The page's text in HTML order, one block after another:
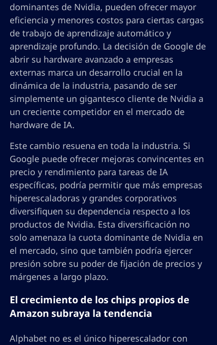
dominantes de Nvidia, pueden ofrecer mayor
eficiencia y menores costos para ciertas cargas
de trabajo de aprendizaje automático y
aprendizaje profundo. La decisión de Google de
abrir su hardware avanzado a empresas
externas marca un desarrollo crucial en la
dinámica de la industria, pasando de ser
simplemente un gigantesco cliente de Nvidia a
un creciente competidor en el mercado de
hardware de IA.
Este cambio resuena en toda la industria. Si
Google puede ofrecer mejoras convincentes en
precio y rendimiento para tareas de IA
específicas, podría permitir que más empresas
hiperescaladoras y grandes corporativos
diversifiquen su dependencia respecto a los
productos de Nvidia. Esta diversificación no
solo amenaza la cuota dominante de Nvidia en
el mercado, sino que también podría ejercer
presión sobre su poder de fijación de precios y
márgenes a largo plazo.
El crecimiento de los chips propios de
Amazon subraya la tendencia
Alphabet no es el único hiperescalador con